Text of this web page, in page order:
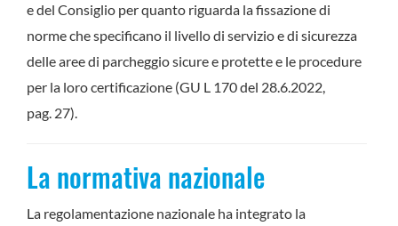
e del Consiglio per quanto riguarda la fissazione di
norme che specificano il livello di servizio e di sicurezza
delle aree di parcheggio sicure e protette e le procedure
per la loro certificazione (GU L 170 del 28.6.2022,
pag. 27).
La normativa nazionale
La regolamentazione nazionale ha integrato la